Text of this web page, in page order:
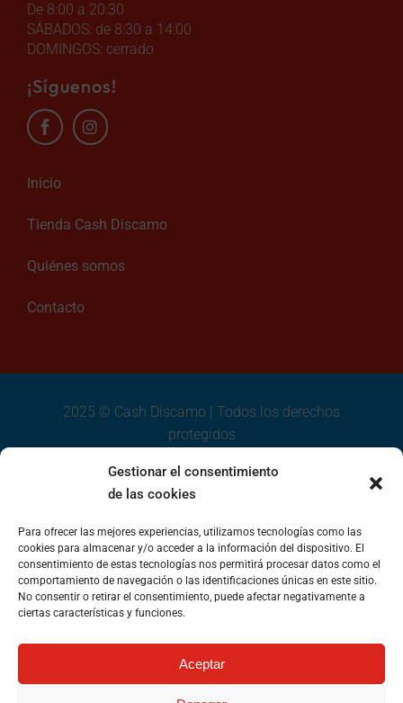
Gestionar el consentimiento
de las cookies
Para ofrecer las mejores experiencias, utilizamos tecnologías como las
cookies para almacenar y/o acceder a la información del dispositivo. El
consentimiento de estas tecnologías nos permitirá procesar datos como el
comportamiento de navegación o las identificaciones únicas en este sitio.
No consentir o retirar el consentimiento, puede afectar negativamente a
ciertas características y funciones.
Aceptar
De 8:00 a 20:30
SÁBADOS: de 8:30 a 14:00
DOMINGOS: cerrado
¡Síguenos!
Inicio
Tienda Cash Discamo
Quiénes somos
Contacto
2025 © Cash Discamo | Todos los derechos
protegidos
Aviso legal
Política de cookies
Declaración de accesibilidad
Discamo Puebla de Cazalla S.L ha recibido una subvención
destinada a fomentar el crecimiento, la competitividad y la